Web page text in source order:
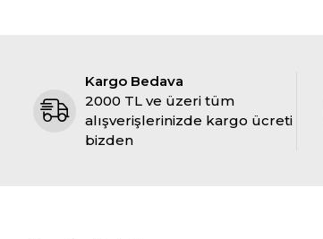
Kargo Bedava
2000 TL ve üzeri tüm
alışverişlerinizde kargo ücreti
bizden